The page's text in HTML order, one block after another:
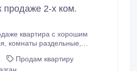
продаже 2-x ком.
квартира с хорошим
Продам квартиру